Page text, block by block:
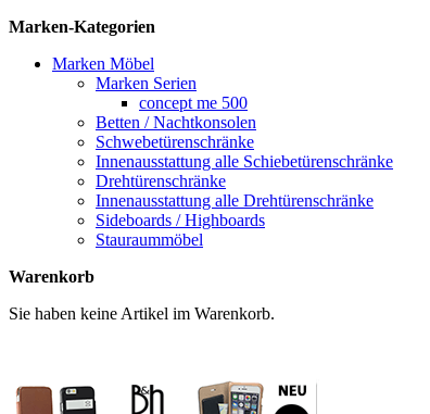
Marken-Kategorien
Marken Möbel
Marken Serien
concept me 500
Betten / Nachtkonsolen
Schwebetürenschränke
Innenausstattung alle Schiebetürenschränke
Drehtürenschränke
Innenausstattung alle Drehtürenschränke
Sideboards / Highboards
Stauraummöbel
Warenkorb
Sie haben keine Artikel im Warenkorb.